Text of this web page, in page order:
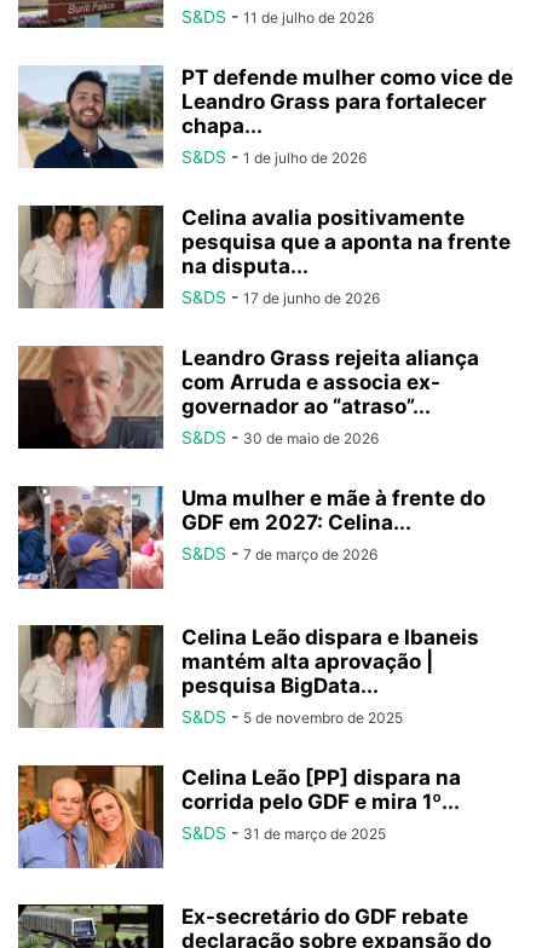
S&DS - 11 de julho de 2026
PT defende mulher como vice de
Leandro Grass para fortalecer
chapa...
S&DS - 1 de julho de 2026
Celina avalia positivamente
pesquisa que a aponta na frente
na disputa...
S&DS - 17 de junho de 2026
Leandro Grass rejeita aliança
com Arruda e associa ex-
governador ao “atraso”...
S&DS - 30 de maio de 2026
Uma mulher e mãe à frente do
GDF em 2027: Celina...
S&DS - 7 de março de 2026
Celina Leão dispara e Ibaneis
mantém alta aprovação |
pesquisa BigData...
S&DS - 5 de novembro de 2025
Celina Leão [PP] dispara na
corrida pelo GDF e mira 1º...
S&DS - 31 de março de 2025
Ex-secretário do GDF rebate
declaração sobre expansão do